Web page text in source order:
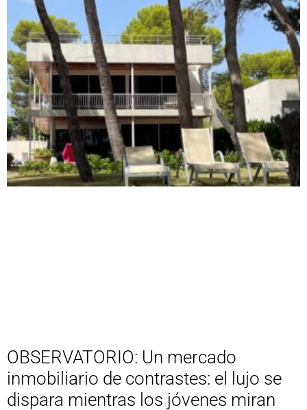
OBSERVATORIO: Un mercado
inmobiliario de contrastes: el lujo se
dispara mientras los jóvenes miran